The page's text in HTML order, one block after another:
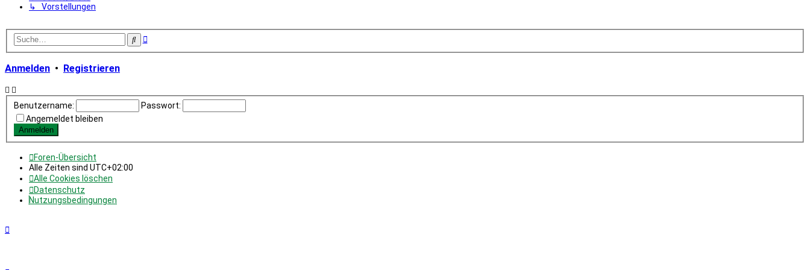
↳ Vorstellungen
SucheErweiterte
Anmelden • Registrieren
Benutzername:
Passwort:
Angemeldet bleiben
Foren-Übersicht
Alle Zeiten sind UTC+02:00
Alle Cookies löschen
Datenschutz
Nutzungsbedingungen